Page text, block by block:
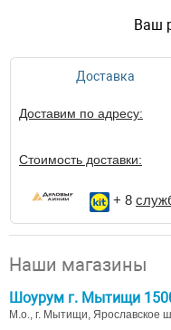
Ваш
Доставка
Доставим по адресу:
Стоимость доставки:
+ 8
Наши магазины
Шоурум г. Мытищи
М.о., г. Мытищи, Ярославское